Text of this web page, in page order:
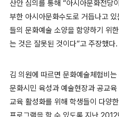
산안 심의를 통해 “아시아문화전당
부한 아시아문화수도로 거듭나고
들의 문화예술 소양을 함양하기 위
는 것은 잘못된 것이다”고 주장했다.
김 의원에 따르면 문화예술체험비
문화시민 육성과 예술현장과 공교
교육 활성화를 위해 학생들이 다양